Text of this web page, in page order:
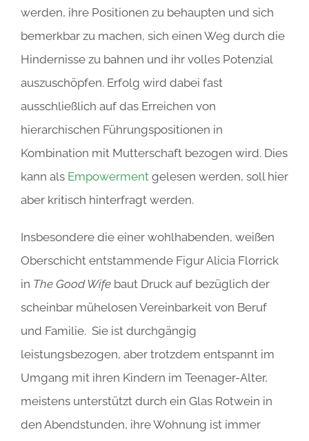
werden, ihre Positionen zu behaupten und sich
bemerkbar zu machen, sich einen Weg durch die
Hindernisse zu bahnen und ihr volles Potenzial
auszuschöpfen. Erfolg wird dabei fast
ausschließlich auf das Erreichen von
hierarchischen Führungspositionen in
Kombination mit Mutterschaft bezogen wird. Dies
kann als Empowerment gelesen werden, soll hier
aber kritisch hinterfragt werden.
Insbesondere die einer wohlhabenden, weißen
Oberschicht entstammende Figur Alicia Florrick
in The Good Wife baut Druck auf bezüglich der
scheinbar mühelosen Vereinbarkeit von Beruf
und Familie. Sie ist durchgängig
leistungsbezogen, aber trotzdem entspannt im
Umgang mit ihren Kindern im Teenager-Alter,
meistens unterstützt durch ein Glas Rotwein in
den Abendstunden, ihre Wohnung ist immer